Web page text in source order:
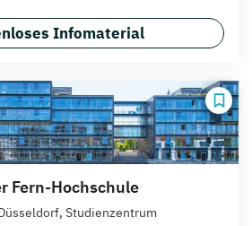
Infomaterial
Fern-Hochschule
Studienzentrum